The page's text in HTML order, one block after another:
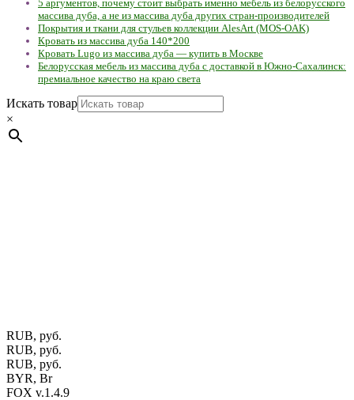
5 аргументов, почему стоит выбрать именно мебель из белорусского
массива дуба, а не из массива дуба других стран-производителей
Покрытия и ткани для стульев коллекции AlesArt (MOS-OAK)
Кровать из массива дуба 140*200
Кровать Lugo из массива дуба — купить в Москве
Белорусская мебель из массива дуба с доставкой в Южно-Сахалинск:
премиальное качество на краю света
Искать товар
×
RUB, руб.
RUB, руб.
RUB, руб.
BYR, Br
FOX v.1.4.9